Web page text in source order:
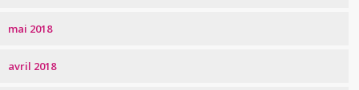
mai 2018
avril 2018